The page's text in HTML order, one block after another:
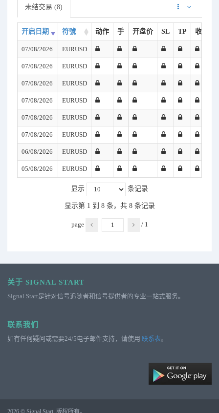
未结交易 (8)
开启日期 符號 动作 手 开盘价 SL TP 收益
07/08/2026 EURUSD
07/08/2026 EURUSD
07/08/2026 EURUSD
07/08/2026 EURUSD
07/08/2026 EURUSD
07/08/2026 EURUSD
06/08/2026 EURUSD
05/08/2026 EURUSD
显示 条记录
显示第 1 到 8 条，共 8 条记录
page / 1
关于 SIGNAL START
Signal Start是针对信号追随者和信号提供者的专业一站式服务。
联系我们
如有任何疑问或需要24/5电子邮件支持，请使用 联系表。
2026 © Signal Start. 版权所有。